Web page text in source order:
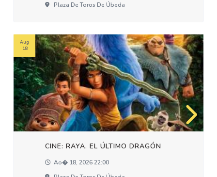
Plaza De Toros De Úbeda
CINE: RAYA. EL ÚLTIMO DRAGÓN
Ao� 18, 2026 22:00
Aug
18